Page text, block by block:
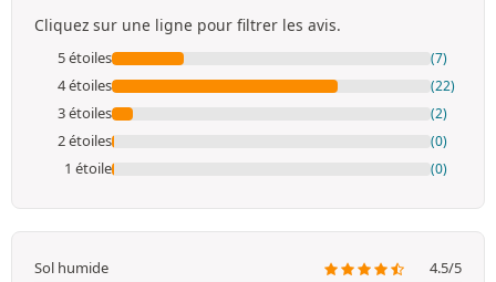
Cliquez sur une ligne pour filtrer les avis.
5 étoiles (7)
4 étoiles (22)
3 étoiles (2)
2 étoiles (0)
1 étoile (0)
Sol humide
4.5/5